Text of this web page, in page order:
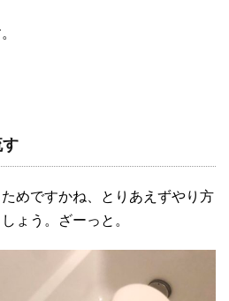
めですかね、とりあえずやり方
ょう。ざーっと。